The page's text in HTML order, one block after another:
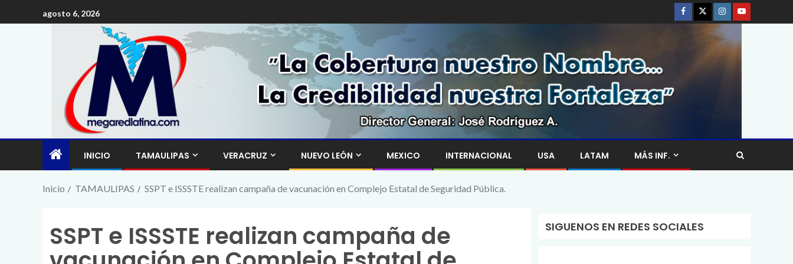
agosto 6, 2026
INICIO TAMAULIPAS VERACRUZ NUEVO LEÓN MEXICO INTERNACIONAL USA LATAM MÁS INF.
Inicio TAMAULIPAS SSPT e ISSSTE realizan campaña de vacunación en Complejo Estatal de Seguridad Pública.
SSPT e ISSSTE realizan campaña de SIGUENOS EN REDES SOCIALES